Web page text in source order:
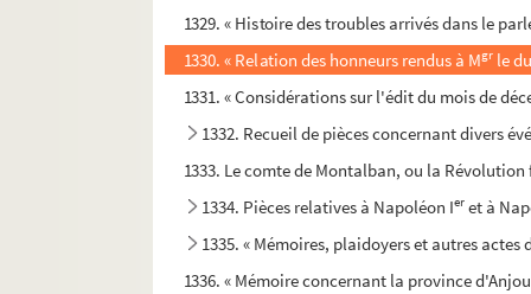
1329. « Histoire des troubles arrivés dans le
1330. « Relation des honneurs rendus à Mgr le
1331. « Considérations sur l'édit du mois de
1332. Recueil de pièces concernant divers
1333. Le comte de Montalban, ou la Révolution
1334. Pièces relatives à Napoléon Ier et à
1335. « Mémoires, plaidoyers et autres
1336. « Mémoire concernant la province